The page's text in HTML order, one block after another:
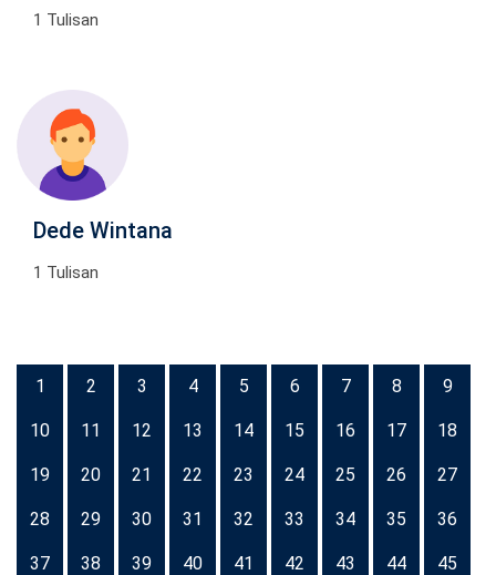
1 Tulisan
Dede Wintana
1 Tulisan
1 2 3 4 5 6 7 8 9
10 11 12 13 14 15 16 17 18
19 20 21 22 23 24 25 26 27
28 29 30 31 32 33 34 35 36
37 38 39 40 41 42 43 44 45